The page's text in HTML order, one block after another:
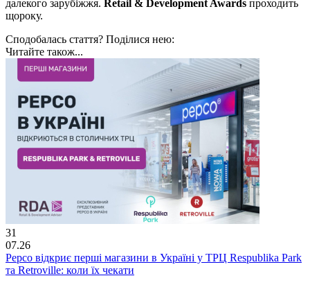
далекого зарубіжжя. Retail & Development Awards проходить
щороку.
Сподобалась стаття? Поділися нею:
Читайте також...
31
07.26
Pepco відкриє перші магазини в Україні у ТРЦ Respublika Park
та Retroville: коли їх чекати